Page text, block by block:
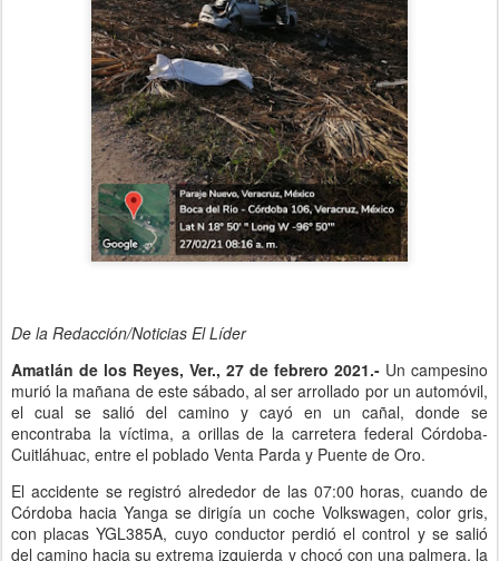
De la Redacción/Noticias El Líder
Amatlán de los Reyes, Ver., 27 de febrero 2021.- Un campesino
murió la mañana de este sábado, al ser arrollado por un automóvil,
el cual se salió del camino y cayó en un cañal, donde se
encontraba la víctima, a orillas de la carretera federal Córdoba-
Cuitláhuac, entre el poblado Venta Parda y Puente de Oro.
El accidente se registró alrededor de las 07:00 horas, cuando de
Córdoba hacia Yanga se dirigía un coche Volkswagen, color gris,
con placas YGL385A, cuyo conductor perdió el control y se salió
del camino hacia su extrema izquierda y chocó con una palmera, la